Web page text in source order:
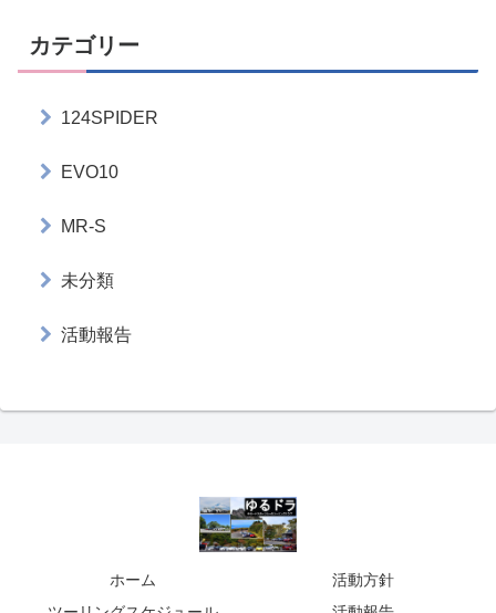
カテゴリー
124SPIDER
EVO10
MR-S
未分類
活動報告
ホーム
活動方針